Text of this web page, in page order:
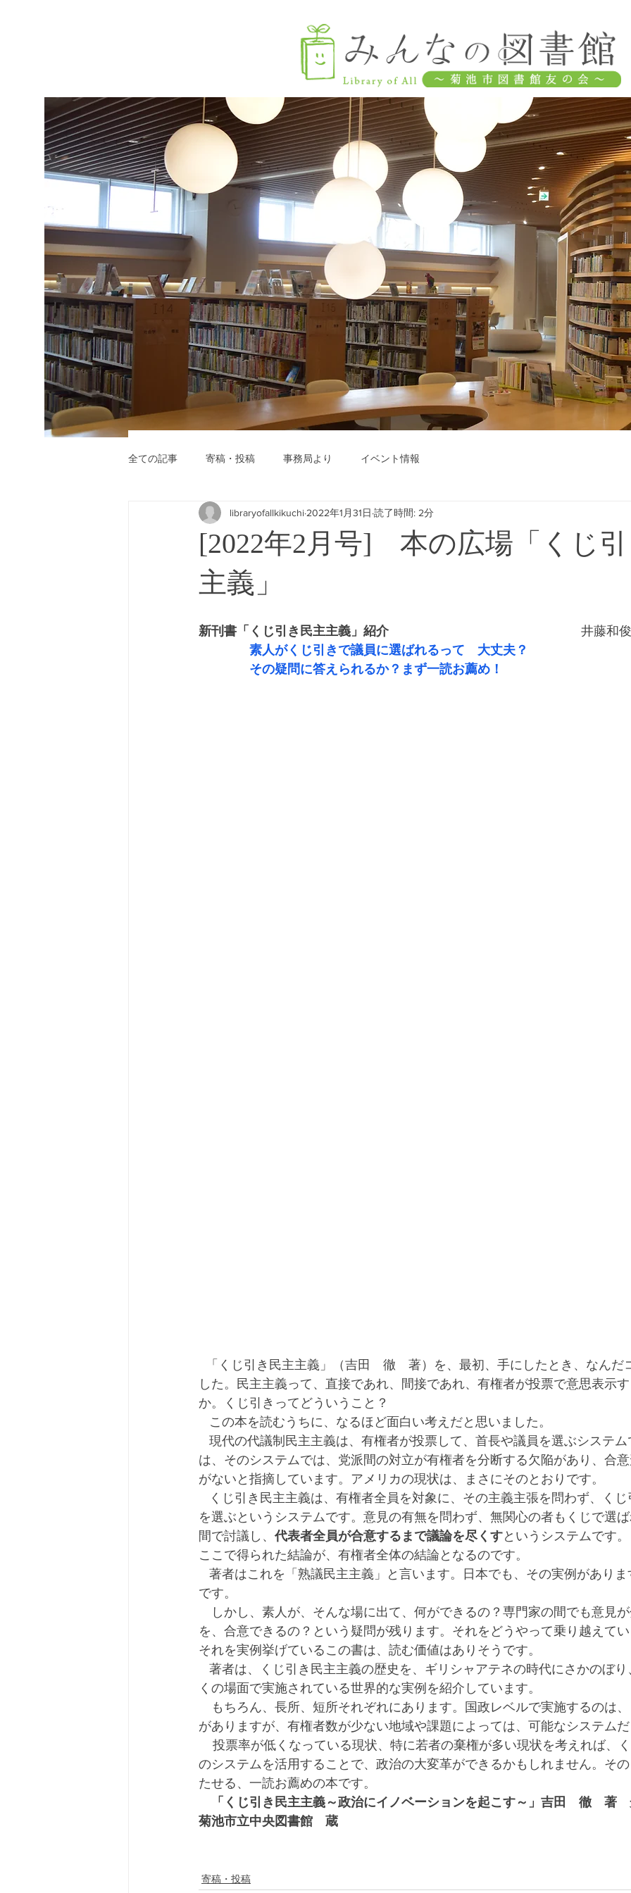
全ての記事 寄稿・投稿 事務局より イベント情報
[2022年2月号] 本の広場「くじ
主義」
libraryofallkikuchi 2022年1月31日 読了時間: 2分
新刊書「くじ引き民主主義」紹介
井藤和俊
素人がくじ引きで議員に選ばれるって　大丈夫？
その疑問に答えられるか？まず一読お薦め！
した。民主主義って、直接であれ、間接であれ、有権者が投票で意思表示
か。くじ引きってどういうこと？
   この本を読むうちに、なるほど面白い考えだと思いました。
は、そのシステムでは、党派間の対立が有権者を分断する欠陥があり、合
がないと指摘しています。アメリカの現状は、まさにそのとおりです。
を選ぶというシステムです。意見の有無を問わず、無関心の者もくじで選
間で討議し、 代表者全員が合意するまで議論を尽くすというシステムです。
ここで得られた結論が、有権者全体の結論となるのです。
です。
しかし、素人が、そんな場に出て、何ができるの？専門家の間でも意見
を、合意できるの？という疑問が残ります。それをどうやって乗り越えて
それを実例挙げているこの書は、読む価値はありそうです。
くの場面で実施されている世界的な実例を紹介しています。
もちろん、長所、短所それぞれにあります。国政レベルで実施するのは
がありますが、有権者数が少ない地域や課題によっては、可能なシステム
のシステムを活用することで、政治の大変革ができるかもしれません。そ
たせる、一読お薦めの本です。
「くじ引き民主主義～政治にイノベーションを起こす～」吉田　徹　著
菊池市立中央図書館　蔵
寄稿・投稿